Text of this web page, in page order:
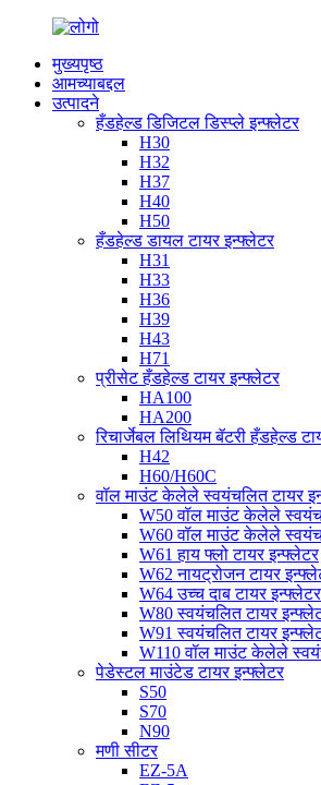
मुख्यपृष्ठ
आमच्याबद्दल
उत्पादने
हँडहेल्ड डिजिटल डिस्प्ले इन्फ्लेटर
H30
H32
H37
H40
H50
हँडहेल्ड डायल टायर इन्फ्लेटर
H31
H33
H36
H39
H43
H71
प्रीसेट हँडहेल्ड टायर इन्फ्लेटर
HA100
HA200
रिचार्जेबल लिथियम बॅटरी हँडहेल्ड
H42
H60/H60C
वॉल माउंट केलेले स्वयंचलित टायर
W50 वॉल माउंट केलेले
W60 वॉल माउंट केलेले
W61 हाय फ्लो टायर इन्फ्लेटर
W62 नायट्रोजन टायर
W64 उच्च दाब टायर इन्फ्लेटर
W80 स्वयंचलित टायर
W91 स्वयंचलित टायर
W110 वॉल माउंट केलेले
पेडेस्टल माउंटेड टायर इन्फ्लेटर
S50
S70
N90
मणी सीटर
EZ-5A